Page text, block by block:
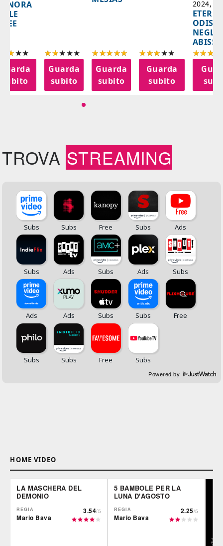
subito
Guarda
subito
Guarda
subito
Guarda
subito
2024,
NEGLI
ABISSI
TROVA STREAMING
Powered by
HOME VIDEO
LA MASCHERA DEL
DEMONIO
REGIA
Mario Bava
3.54/5
5 BAMBOLE PER LA
LUNA D'AGOSTO
REGIA
Mario Bava
2.25/5